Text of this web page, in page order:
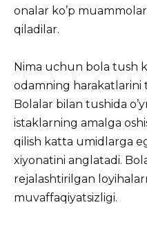
onalar ko’p
qiladilar.
Nima uchun bola tush
odamning harakatlarini
Bolalar bilan tushida
istaklarning amalga
qilish katta umidlarga
xiyonatini anglatadi.
rejalashtirilgan
muvaffaqiyatsizligi.